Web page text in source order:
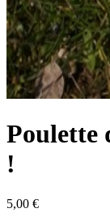
Poulette
!
5,00 €